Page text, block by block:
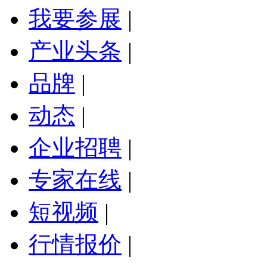
我要参展 |
产业头条 |
品牌 |
动态 |
企业招聘 |
专家在线 |
短视频 |
行情报价 |